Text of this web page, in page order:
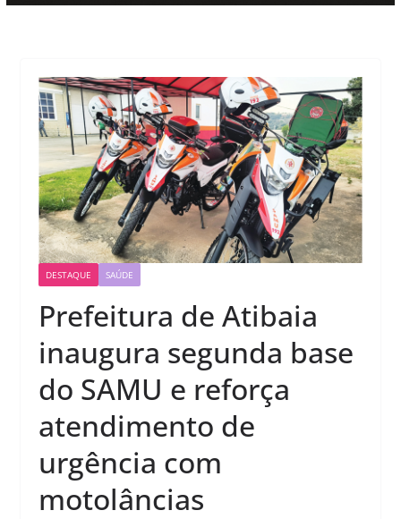
DESTAQUE SAÚDE
Prefeitura de Atibaia
inaugura segunda base
do SAMU e reforça
atendimento de
urgência com
motolâncias